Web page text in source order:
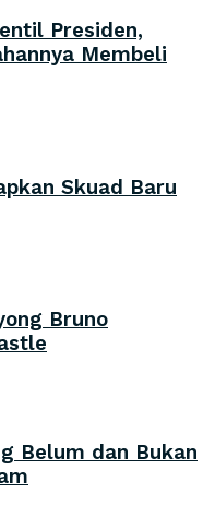
Presiden,
Membeli
Skuad Baru
Bruno
Belum dan Bukan